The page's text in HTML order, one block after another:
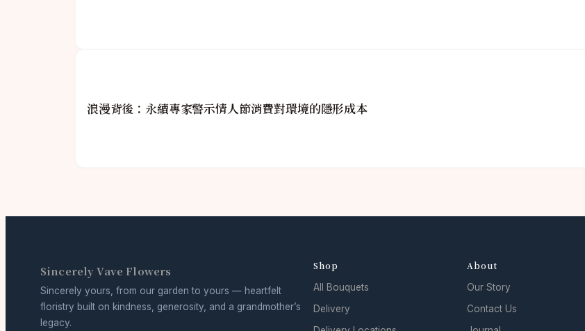
浪漫背後：永續專家警示情人節消費對環境的隱形成本
Sincerely Vave Flowers
Sincerely yours, from our garden to yours — heartfelt
floristry built on kindness, generosity, and a grandmother’s
legacy.
Shop
All Bouquets
Delivery
About
Our Story
Contact Us